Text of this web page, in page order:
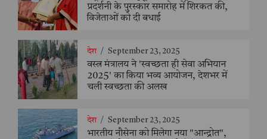
प्रदर्शनी के पुरस्कार समारोह में शिरकत की,
विजेताओं को दी बधाई
देश / September 23, 2025
वस्त्र मंत्रालय ने 'स्वच्छता ही सेवा अभियान
2025' का किया भव्य आयोजन, देशभर में
चली स्वच्छता की अलख
देश / September 23, 2025
भारतीय नौसेना को मिलेगा नया "आन्द्रोत",